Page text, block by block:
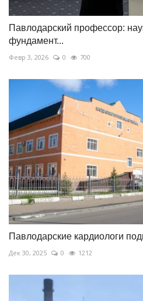
Павлодарский профессор:
фундамент...
Февр 3, 2026 0 700
Павлодарские кардиологи
Дек 30, 2025 0 1212